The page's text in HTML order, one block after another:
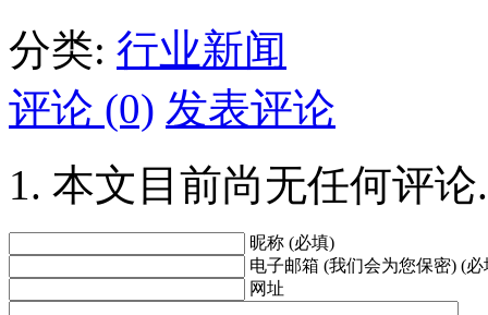
分类: 行业新闻
评论 (0) 发表评论
本文目前尚无任何评论.
昵称 (必填)
电子邮箱 (我们会为您保密) (必
网址